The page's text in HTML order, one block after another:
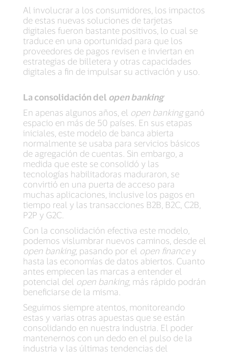
Al involucrar a los consumidores, los impactos
de estas nuevas soluciones de tarjetas
digitales fueron bastante positivos, lo cual se
traduce en una oportunidad para que los
proveedores de pagos revisen e inviertan en
estrategias de billetera y otras capacidades
digitales a fin de impulsar su activación y uso.
La consolidación del open banking
En apenas algunos años, el open bankingganó
espacio en más de 50 países. En sus etapas
iniciales, este modelo de banca abierta
normalmente se usaba para servicios básicos
de agregación de cuentas. Sin embargo, a
medida que este se consolidó y las
tecnologías habilitadoras maduraron, se
convirtió en una puerta de acceso para
muchas aplicaciones, inclusive los pagos en
tiempo real y las transacciones B2B, B2C, C2B,
P2P y G2C.
Con la consolidación efectiva este modelo,
podemos vislumbrar nuevos caminos, desde el
open banking, pasando por el open finance y
hasta las economías de datos abiertos. Cuanto
antes empiecen las marcas a entender el
potencial del open banking, más rápido podrán
beneficiarse de la misma.
Seguimos siempre atentos, monitoreando
estas y varias otras apuestas que se están
consolidando en nuestra industria. El poder
mantenernos con un dedo en el pulso de la
industria y las últimas tendencias del